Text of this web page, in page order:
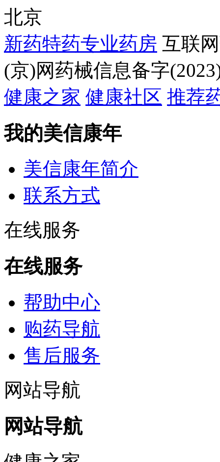
北京
新药特药专业药房 互联
(京)网药械信息备字
健康之家 健康社区 推荐
我的美信康年
美信康年简介
联系方式
在线服务
在线服务
帮助中心
购药导航
售后服务
网站导航
网站导航